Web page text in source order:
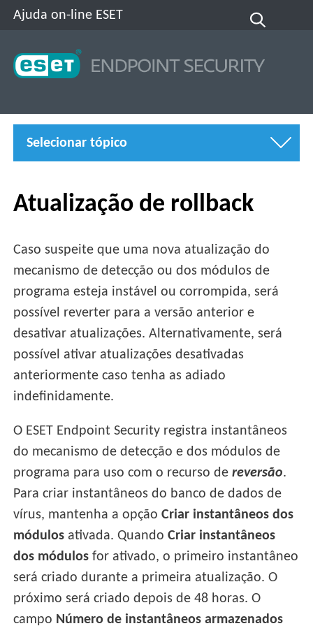
Ajuda on-line ESET
Selecionar tópico
Atualização de rollback
Caso suspeite que uma nova atualização do
mecanismo de detecção ou dos módulos de
programa esteja instável ou corrompida, será
possível reverter para a versão anterior e
desativar atualizações. Alternativamente, será
possível ativar atualizações desativadas
anteriormente caso tenha as adiado
indefinidamente.
O ESET Endpoint Security registra instantâneos
do mecanismo de detecção e dos módulos de
programa para uso com o recurso dereversão.
Para criar instantâneos do banco de dados de
vírus, mantenha a opçãoCriar instantâneos dos
módulos ativada. QuandoCriar instantâneos
dos módulos for ativado, o primeiro instantâneo
será criado durante a primeira atualização. O
próximo será criado depois de 48 horas. O
campo Número de instantâneos armazenados